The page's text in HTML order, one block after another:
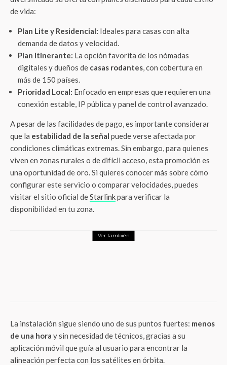
de vida:
Plan Lite y Residencial: Ideales para casas con alta
demanda de datos y velocidad.
Plan Itinerante: La opción favorita de los nómadas
digitales y dueños de casas rodantes, con cobertura en
más de 150 países.
Prioridad Local: Enfocado en empresas que requieren una
conexión estable, IP pública y panel de control avanzado.
A pesar de las facilidades de pago, es importante considerar
que la estabilidad de la señal puede verse afectada por
condiciones climáticas extremas. Sin embargo, para quienes
viven en zonas rurales o de difícil acceso, esta promoción es
una oportunidad de oro. Si quieres conocer más sobre cómo
configurar este servicio o comparar velocidades, puedes
visitar el sitio oficial deStarlinkpara verificar la
disponibilidad en tu zona.
Ver también
La instalación sigue siendo uno de sus puntos fuertes: menos
de una hora y sin necesidad de técnicos, gracias a su
aplicación móvil que guía al usuario para encontrar la
alineación perfecta con los satélites en órbita.